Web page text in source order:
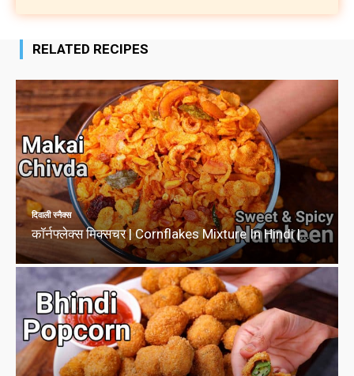
RELATED RECIPES
दिवाली स्नैक्स
कॉर्नफ्लेक्स मिक्सचर | Cornflakes Mixture In Hindi |...